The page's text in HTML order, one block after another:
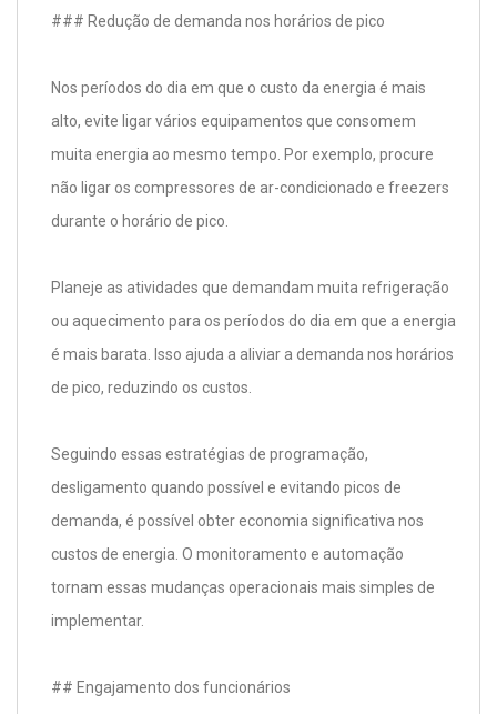
### Redução de demanda nos horários de pico
Nos períodos do dia em que o custo da energia é mais
alto, evite ligar vários equipamentos que consomem
muita energia ao mesmo tempo. Por exemplo, procure
não ligar os compressores de ar-condicionado e freezers
durante o horário de pico.
Planeje as atividades que demandam muita refrigeração
ou aquecimento para os períodos do dia em que a energia
é mais barata. Isso ajuda a aliviar a demanda nos horários
de pico, reduzindo os custos.
Seguindo essas estratégias de programação,
desligamento quando possível e evitando picos de
demanda, é possível obter economia significativa nos
custos de energia. O monitoramento e automação
tornam essas mudanças operacionais mais simples de
implementar.
## Engajamento dos funcionários